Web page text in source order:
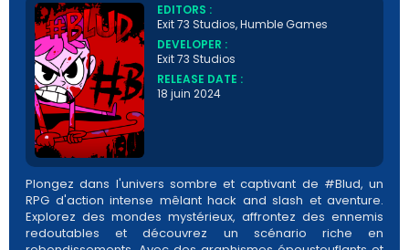
EDITORS :
Exit 73 Studios, Humble Games
DEVELOPER :
Exit 73 Studios
RELEASE DATE :
18 juin 2024
Plongez dans l'univers sombre et captivant de #Blud, un
RPG d'action intense mêlant hack and slash et aventure.
Explorez des mondes mystérieux, affrontez des ennemis
redoutables et découvrez un scénario riche en